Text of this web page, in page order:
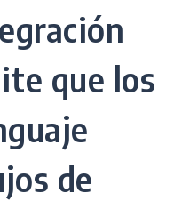
que los
de